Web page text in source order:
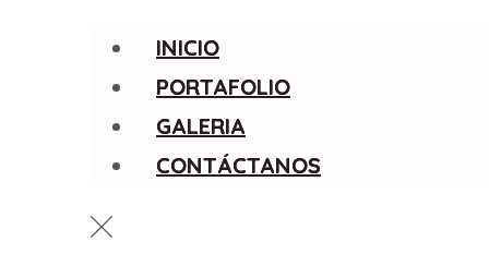
INICIO
PORTAFOLIO
GALERIA
CONTÁCTANOS